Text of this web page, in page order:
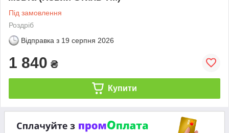
Під замовлення
Роздріб
Відправка з 19 серпня 2026
1 840 ₴
Купити